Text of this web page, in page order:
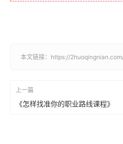
本文链接： https://
上一篇
《怎样找准你的职业路线课程》